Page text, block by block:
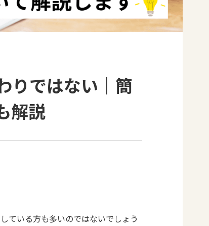
りではない｜簡
解説
ている方も多いのではないでしょう